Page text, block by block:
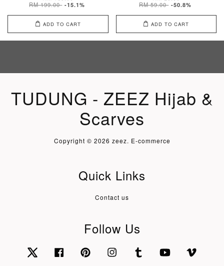
RM 199.00 -15.1%
ADD TO CART
RM 59.00 -50.8%
ADD TO CART
TUDUNG - ZEEZ Hijab &
Scarves
Copyright © 2026 zeez. E-commerce
Quick Links
Contact us
Follow Us
Twitter Facebook Pinterest Instagram Tumblr YouTube